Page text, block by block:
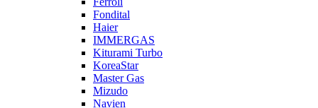
Fondital
Haier
IMMERGAS
Kiturami Turbo
KoreaStar
Master Gas
Mizudo
Navien